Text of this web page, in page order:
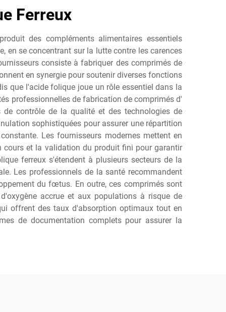
Ferreux
des compléments alimentaires essentiels
en se concentrant sur la lutte contre les carences
consiste à fabriquer des comprimés de
en synergie pour soutenir diverses fonctions
que l'acide folique joue un rôle essentiel dans la
professionnelles de fabrication de comprimés d'
de contrôle de la qualité et des technologies de
sophistiquées pour assurer une répartition
Les fournisseurs modernes mettent en
cours et la validation du produit fini pour garantir
ferreux s'étendent à plusieurs secteurs de la
Les professionnels de la santé recommandent
du fœtus. En outre, ces comprimés sont
accrue et aux populations à risque de
offrent des taux d'absorption optimaux tout en
de documentation complets pour assurer la